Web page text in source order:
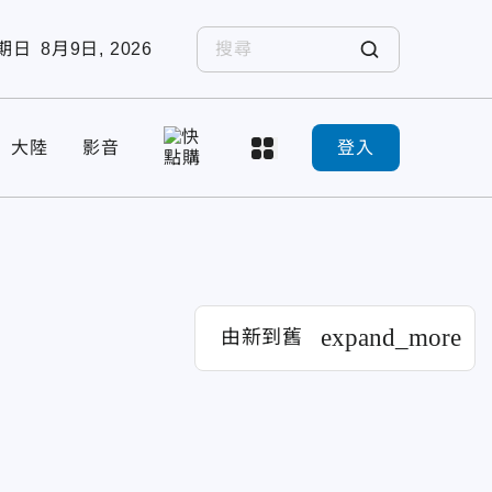
日 8月9日, 2026
大陸 影音 登入
由新到舊 expand_more